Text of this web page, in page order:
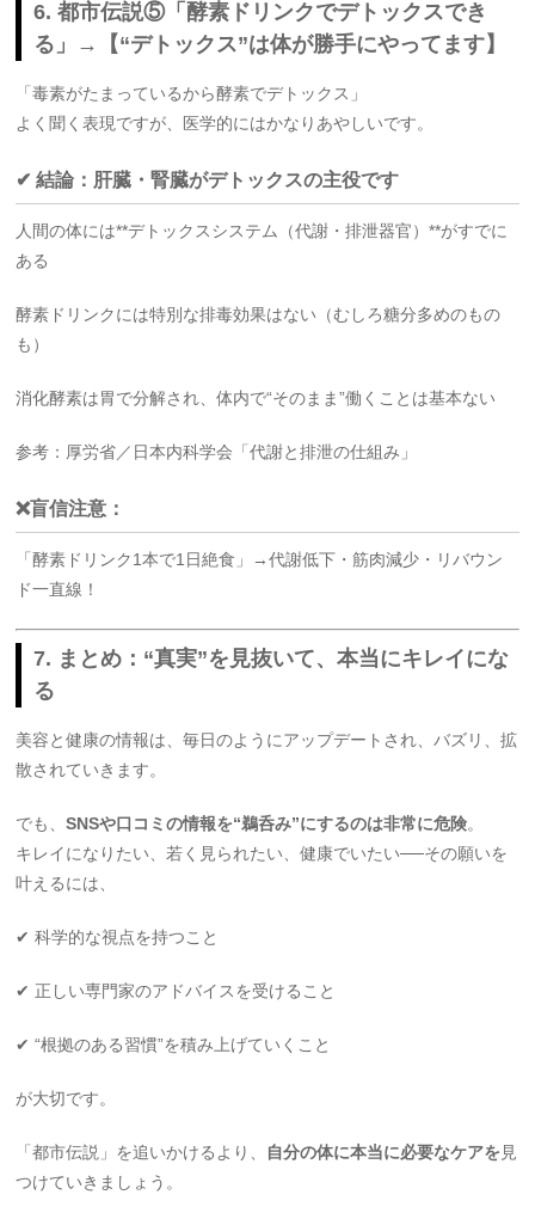
6. 都市伝説⑤「酵素ドリンクでデトックスでき
る」→【“デトックス”は体が勝手にやってます】
「毒素がたまっているから酵素でデトックス」
よく聞く表現ですが、医学的にはかなりあやしいです。
✔ 結論：肝臓・腎臓がデトックスの主役です
人間の体には**デトックスシステム（代謝・排泄器官）**がすでに
ある
酵素ドリンクには特別な排毒効果はない（むしろ糖分多めのもの
も）
消化酵素は胃で分解され、体内で“そのまま”働くことは基本ない
参考：厚労省／日本内科学会「代謝と排泄の仕組み」
❌盲信注意：
「酵素ドリンク1本で1日絶食」→代謝低下・筋肉減少・リバウン
ド一直線！
7. まとめ：“真実”を見抜いて、本当にキレイにな
る
美容と健康の情報は、毎日のようにアップデートされ、バズリ、拡
散されていきます。
でも、SNSや口コミの情報を“鵜呑み”にするのは非常に危険。
キレイになりたい、若く見られたい、健康でいたい──その願いを
叶えるには、
✔ 科学的な視点を持つこと
✔ 正しい専門家のアドバイスを受けること
✔ “根拠のある習慣”を積み上げていくこと
が大切です。
「都市伝説」を追いかけるより、 自分の体に本当に必要なケアを見
つけていきましょう。